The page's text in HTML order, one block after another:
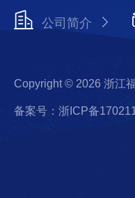
公司简介
Copyright © 2026 浙江
备案号：浙ICP备